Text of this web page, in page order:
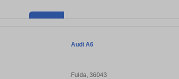
Audi A6
Fulda, 36043